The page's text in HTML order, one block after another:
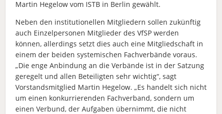
Martin Hegelow vom ISTB in Berlin gewählt.
Neben den institutionellen Mitgliedern sollen zukünftig
auch Einzelpersonen Mitglieder des VfSP werden
können, allerdings setzt dies auch eine Mitgliedschaft in
einem der beiden systemischen Fachverbände voraus.
„Die enge Anbindung an die Verbände ist in der Satzung
geregelt und allen Beteiligten sehr wichtig“, sagt
Vorstandsmitglied Martin Hegelow. „Es handelt sich nicht
um einen konkurrierenden Fachverband, sondern um
einen Verbund, der Aufgaben übernimmt, die nicht